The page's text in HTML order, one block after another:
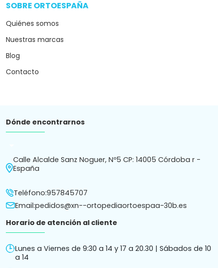
SOBRE ORTOESPAÑA
Quiénes somos
Nuestras marcas
Blog
Contacto
Dónde encontrarnos
Calle Alcalde Sanz Noguer, Nº5 CP: 14005 Córdoba r -
España
Teléfono:957845707
Email:pedidos@xn--ortopediaortoespaa-30b.es
Horario de atención al cliente
Lunes a Viernes de 9:30 a 14 y 17 a 20.30 | Sábados de 10
a 14